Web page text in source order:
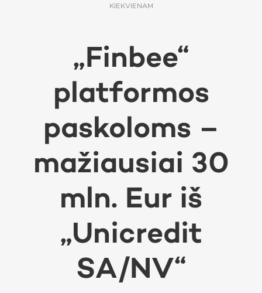
KIEKVIENAM
„Finbee“
platformos
paskoloms –
mažiausiai 30
mln. Eur iš
„Unicredit
SA/NV“